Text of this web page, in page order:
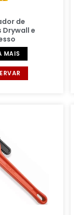
de
Drywall e
MAIS